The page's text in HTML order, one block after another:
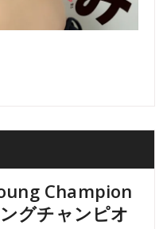
Champion
グチャンピオ